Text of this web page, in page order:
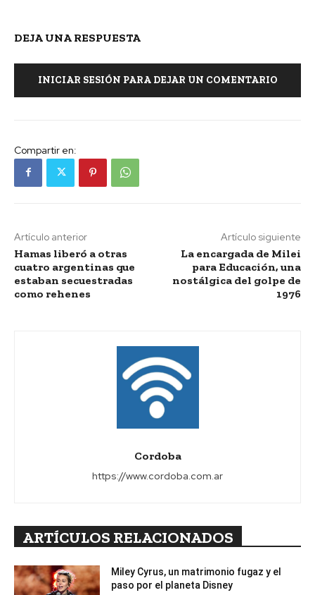
DEJA UNA RESPUESTA
INICIAR SESIÓN PARA DEJAR UN COMENTARIO
Compartir en:
Artículo anterior
Hamas liberó a otras
cuatro argentinas que
estaban secuestradas
como rehenes
Artículo siguiente
La encargada de Milei
para Educación, una
nostálgica del golpe de
1976
Cordoba
https://www.cordoba.com.ar
ARTÍCULOS RELACIONADOS
Miley Cyrus, un matrimonio fugaz y el
paso por el planeta Disney